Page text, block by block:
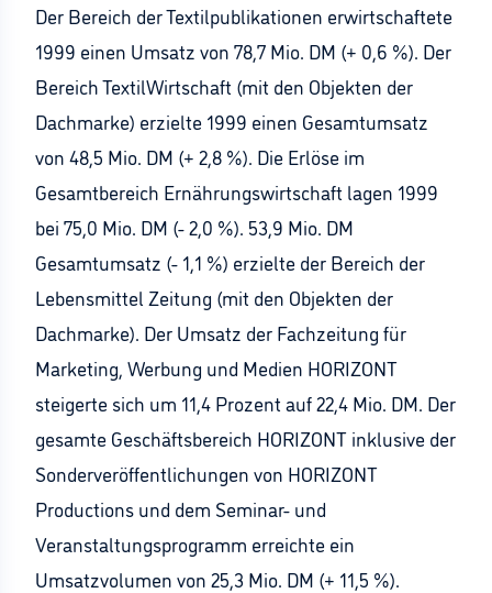
Der Bereich der Textilpublikationen erwirtschaftete
1999 einen Umsatz von 78,7 Mio. DM (+ 0,6 %). Der
Bereich TextilWirtschaft (mit den Objekten der
Dachmarke) erzielte 1999 einen Gesamtumsatz
von 48,5 Mio. DM (+ 2,8 %). Die Erlöse im
Gesamtbereich Ernährungswirtschaft lagen 1999
bei 75,0 Mio. DM (- 2,0 %). 53,9 Mio. DM
Gesamtumsatz (- 1,1 %) erzielte der Bereich der
Lebensmittel Zeitung (mit den Objekten der
Dachmarke). Der Umsatz der Fachzeitung für
Marketing, Werbung und Medien HORIZONT
steigerte sich um 11,4 Prozent auf 22,4 Mio. DM. Der
gesamte Geschäftsbereich HORIZONT inklusive der
Sonderveröffentlichungen von HORIZONT
Productions und dem Seminar- und
Veranstaltungsprogramm erreichte ein
Umsatzvolumen von 25,3 Mio. DM (+ 11,5 %).